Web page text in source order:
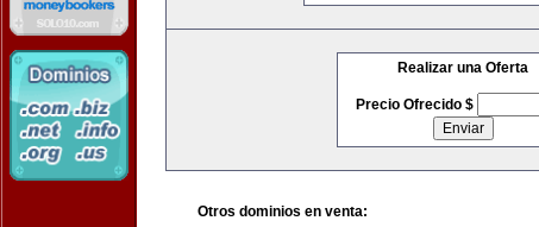
Realizar una Oferta
Precio Ofrecido $
Otros dominios en venta: